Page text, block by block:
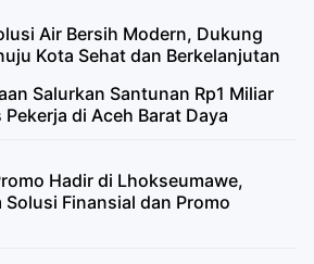
Air Bersih Modern, Dukung
Kota Sehat dan Berkelanjutan
Salurkan Santunan Rp1 Miliar
di Aceh Barat Daya
Hadir di Lhokseumawe,
Solusi Finansial dan Promo